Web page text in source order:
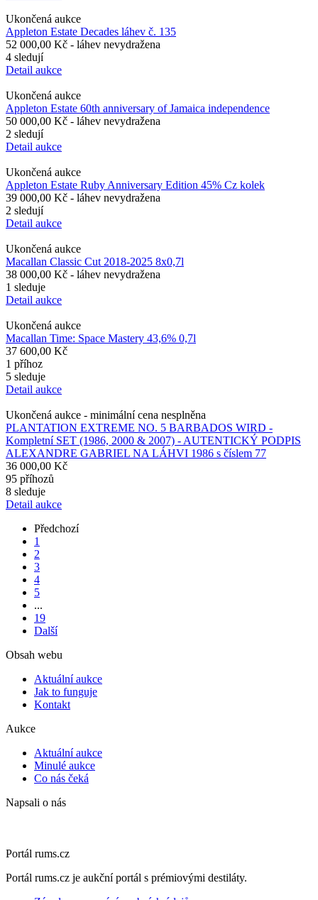
Ukončená aukce
Appleton Estate Decades láhev č. 135
52 000,00 Kč - láhev nevydražena
4 sledují
Detail aukce
Ukončená aukce
Appleton Estate 60th anniversary of Jamaica independence
50 000,00 Kč - láhev nevydražena
2 sledují
Detail aukce
Ukončená aukce
Appleton Estate Ruby Anniversary Edition 45% Cz kolek
39 000,00 Kč - láhev nevydražena
2 sledují
Detail aukce
Ukončená aukce
Macallan Classic Cut 2018-2025 8x0,7l
38 000,00 Kč - láhev nevydražena
1 sleduje
Detail aukce
Ukončená aukce
Macallan Time: Space Mastery 43,6% 0,7l
37 600,00 Kč
1 příhoz
5 sleduje
Detail aukce
Ukončená aukce - minimální cena nesplněna
PLANTATION EXTREME NO. 5 BARBADOS WIRD -
Kompletní SET (1986, 2000 & 2007) - AUTENTICKÝ PODPIS
ALEXANDRE GABRIEL NA LÁHVI 1986 s číslem 77
36 000,00 Kč
95 příhozů
8 sleduje
Detail aukce
Předchozí
1
2
3
4
5
...
19
Další
Obsah webu
Aktuální aukce
Jak to funguje
Kontakt
Aukce
Aktuální aukce
Minulé aukce
Co nás čeká
Napsali o nás
Portál rums.cz
Portál rums.cz je aukční portál s prémiovými destiláty.